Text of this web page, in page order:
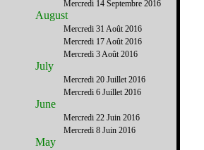
Mercredi 14 Septembre 2016
August
Mercredi 31 Août 2016
Mercredi 17 Août 2016
Mercredi 3 Août 2016
July
Mercredi 20 Juillet 2016
Mercredi 6 Juillet 2016
June
Mercredi 22 Juin 2016
Mercredi 8 Juin 2016
May